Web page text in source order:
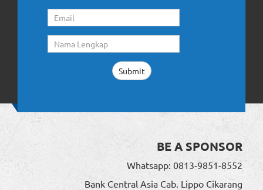
BE A SPONSOR
Whatsapp: 0813-9851-8552
Bank Central Asia Cab. Lippo Cikarang